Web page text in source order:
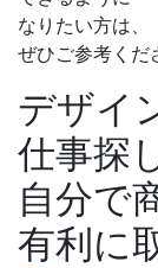
なりたい方は、
ぜひご参考くだ
デザイ
仕事探
自分で
有利に